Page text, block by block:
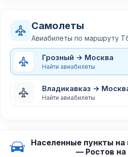
Самолеты
Авиабилеты по маршруту
Грозный → Москва
Найти авиабилеты
Владикавказ →
Найти авиабилеты
Населенные пункты
— Ростов